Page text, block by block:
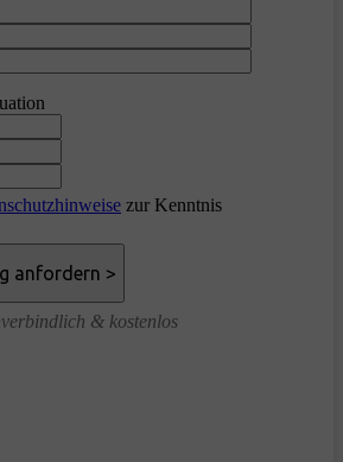
zur Kenntnis
& kostenlos